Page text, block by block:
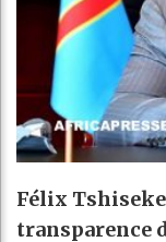
Félix
transparence